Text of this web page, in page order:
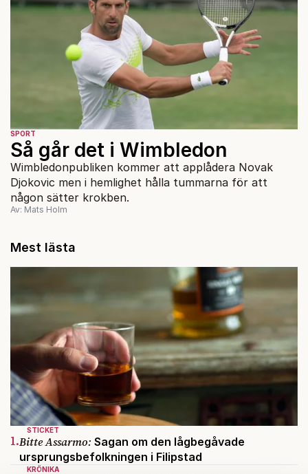
SPORT
Så går det i Wimbledon
Wimbledonpubliken kommer att applådera Novak
Djokovic men i hemlighet hålla tummarna för att
någon sätter krokben.
Av: Mats Holm
Mest lästa
STICKET
1.Bitte Assarmo: Sagan om den lågbegåvade
ursprungsbefolkningen i Filipstad
KRÖNIKA